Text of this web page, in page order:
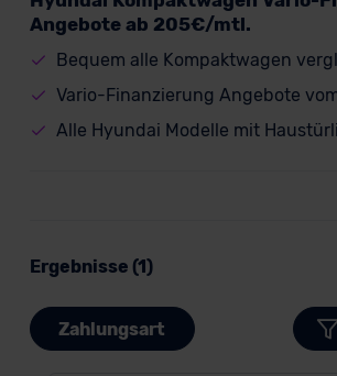
Angebote ab 205€/mtl.
Bequem alle Kompaktwagen
Vario-Finanzierung Angebote
Alle Hyundai Modelle mit
Ergebnisse (1)
Zahlungsart